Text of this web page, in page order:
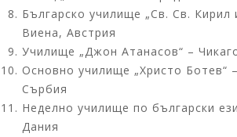
Българско училище „Св. Св. Кирил
Виена, Австрия
Училище „Джон Атанасов“ –
Основно училище „Христо Ботев“
Сърбия
Неделно училище по български
Дания